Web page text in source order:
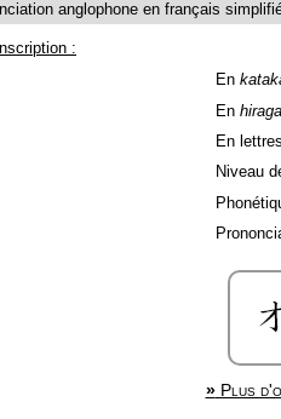
anglophone en français
:
En
En
En
Niveau
»Plus